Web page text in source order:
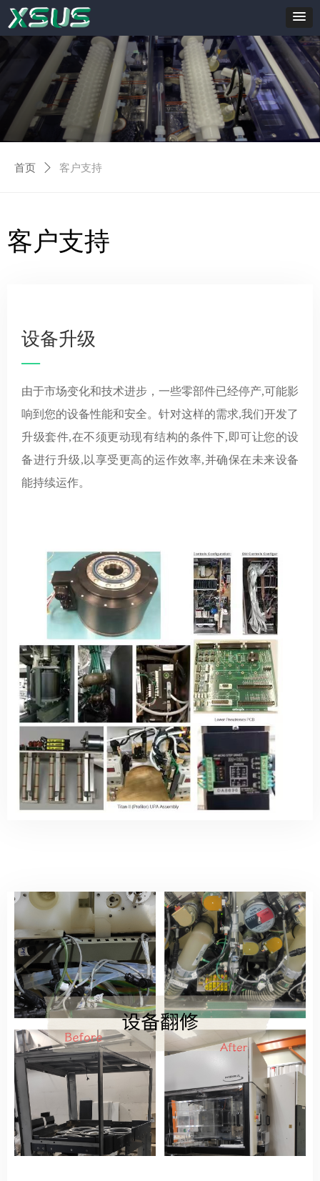
客户支持
首页 ꄲ 客户支持
设备升级
—
由于市场变化和技术进步，一些零部件已经停产,可能影
响到您的设备性能和安全。针对这样的需求,我们开发了
升级套件,在不须更动现有结构的条件下,即可让您的设
备进行升级,以享受更高的运作效率,并确保在未来设备
能持续运作。